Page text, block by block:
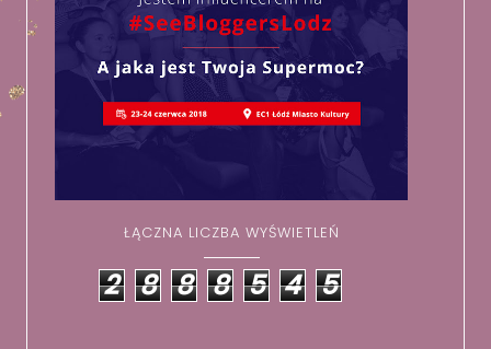
ŁĄCZNA LICZBA WYŚWIETLEŃ
2 8 8 8 5 4 5